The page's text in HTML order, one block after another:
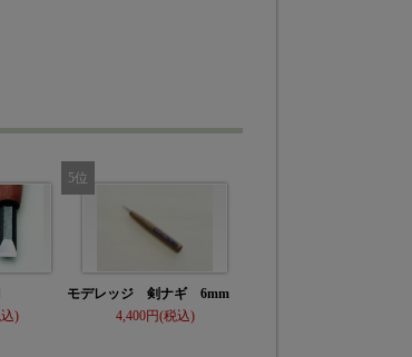
モデレッジ 剣ナギ 6mm
4,400